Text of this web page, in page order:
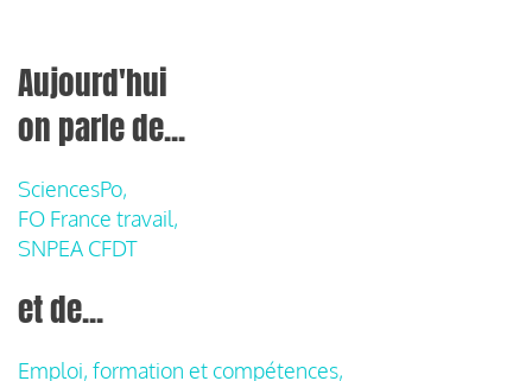
Aujourd'hui
on parle de...
SciencesPo,
FO France travail,
SNPEA CFDT
et de...
Emploi, formation et compétences,